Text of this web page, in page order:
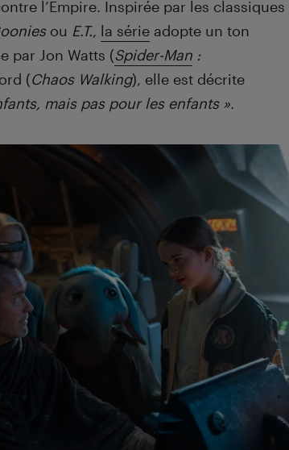
l’Empire. Inspirée par les classiques
ou E.T., la série adopte un ton
par Jon Watts (Spider-Man :
(Chaos Walking), elle est décrite
mais pas pour les enfants ».